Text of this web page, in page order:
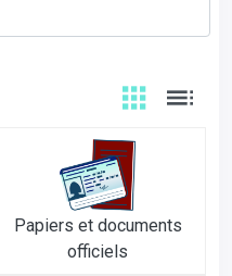
Papiers et documents
officiels